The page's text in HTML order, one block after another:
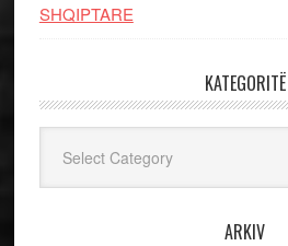
SHQIPTARE
KATEGORITË
ARKIV